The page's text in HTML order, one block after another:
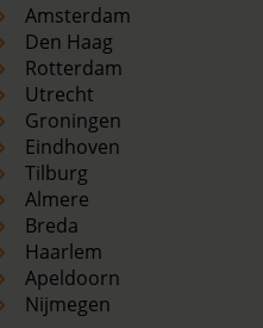
Amsterdam
Den Haag
Rotterdam
Utrecht
Groningen
Eindhoven
Tilburg
Almere
Breda
Haarlem
Apeldoorn
Nijmegen